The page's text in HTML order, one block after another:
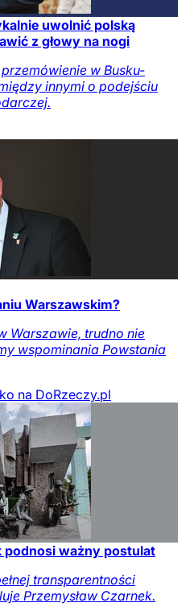
uwolnić polską
z głowy na nogi
w Busku-
innymi o podejściu
Warszawskim?
Warszawie, trudno nie
wspominania Powstania
na DoRzeczy.pl
podnosi ważny postulat
transparentności
Przemysław Czarnek.